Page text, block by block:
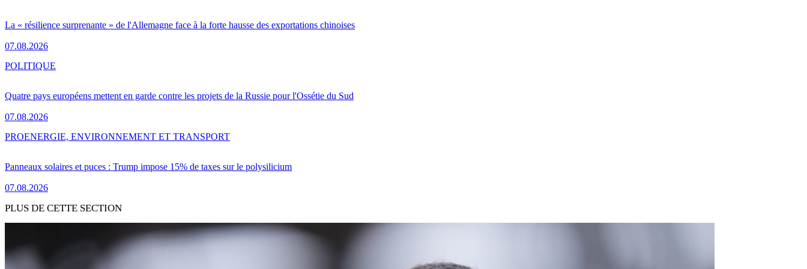
La « résilience surprenante » de l'Allemagne face à la forte hausse des exportations chinoises
07.08.2026
Quatre pays européens mettent en garde contre les projets de la Russie pour l'Ossétie du Sud
07.08.2026
POLITIQUE
Panneaux solaires et puces : Trump impose 15% de taxes sur le polysilicium
07.08.2026
PROENERGIE, ENVIRONNEMENT ET TRANSPORT
PLUS DE CETTE SECTION